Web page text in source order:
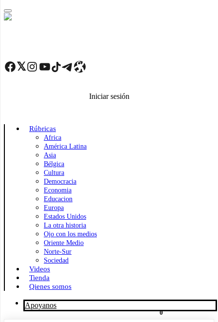
Skip
to
Facebook Twitter Instagram YouTube TikTok Telegram Enlace
Iniciar sesión
Rúbricas
Africa
América Latina
Asia
Bélgica
Cultura
Democracia
Economia
Educacion
Europa
Estados Unidos
La otra historia
Ojo con los medios
Oriente Medio
Norte-Sur
Sociedad
Videos
Tienda
Qienes somos
Apoyanos
0